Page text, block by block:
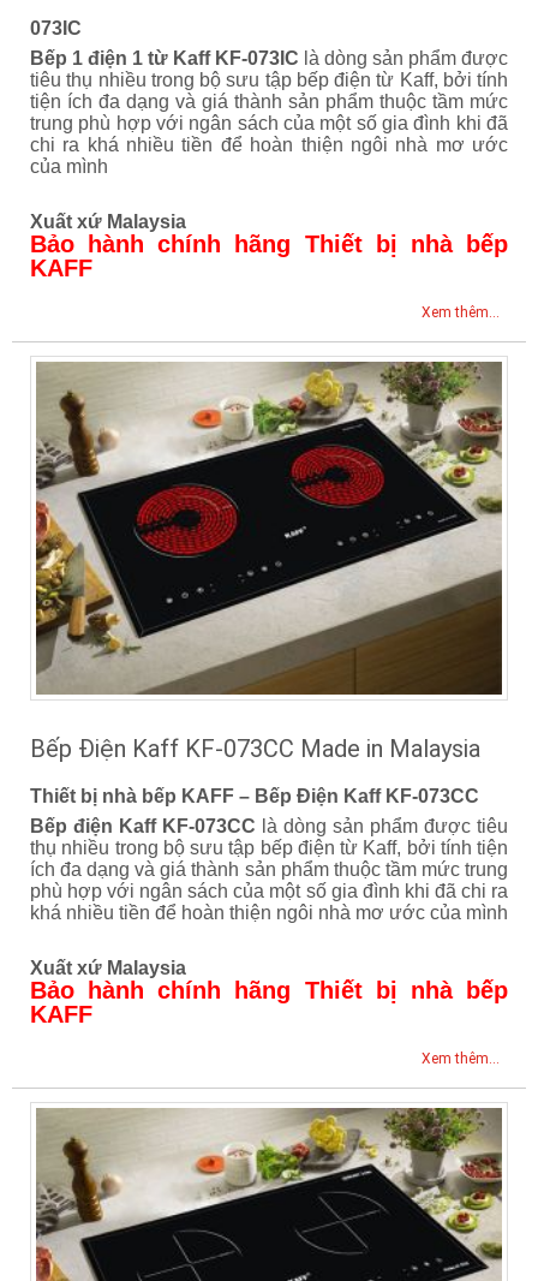
073IC
Bếp 1 điện 1 từ Kaff KF-073IC là dòng sản phẩm được
tiêu thụ nhiều trong bộ sưu tập bếp điện từ Kaff, bởi tính
tiện ích đa dạng và giá thành sản phẩm thuộc tầm mức
trung phù hợp với ngân sách của một số gia đình khi đã
chi ra khá nhiều tiền để hoàn thiện ngôi nhà mơ ước
của mình
Xuất xứ Malaysia
Bảo hành chính hãng Thiết bị nhà bếp
KAFF
Xem thêm...
Bếp Điện Kaff KF-073CC Made in Malaysia
Thiết bị nhà bếp KAFF – Bếp Điện Kaff KF-073CC
Bếp điện Kaff KF-073CC là dòng sản phẩm được tiêu
thụ nhiều trong bộ sưu tập bếp điện từ Kaff, bởi tính tiện
ích đa dạng và giá thành sản phẩm thuộc tầm mức trung
phù hợp với ngân sách của một số gia đình khi đã chi ra
khá nhiều tiền để hoàn thiện ngôi nhà mơ ước của mình
Xuất xứ Malaysia
Bảo hành chính hãng Thiết bị nhà bếp
KAFF
Xem thêm...